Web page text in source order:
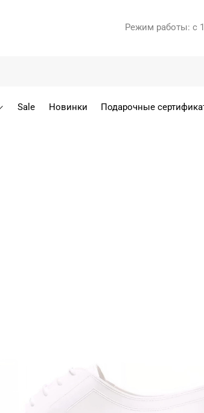
Режим работы: с
Sale Новинки Подарочные